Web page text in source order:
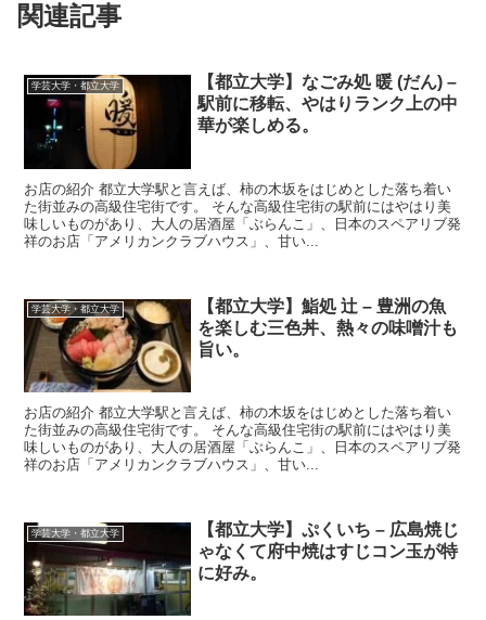
関連記事
学芸大学・都立大学
【都立大学】なごみ処 暖 (だん) –
駅前に移転、やはりランク上の中
華が楽しめる。
お店の紹介 都立大学駅と言えば、柿の木坂をはじめとした落ち着い
た街並みの高級住宅街です。 そんな高級住宅街の駅前にはやはり美
味しいものがあり、大人の居酒屋「ぶらんこ」、日本のスペアリブ発
祥のお店「アメリカンクラブハウス」、甘い...
学芸大学・都立大学
【都立大学】鮨処 辻 – 豊洲の魚
を楽しむ三色丼、熱々の味噌汁も
旨い。
お店の紹介 都立大学駅と言えば、柿の木坂をはじめとした落ち着い
た街並みの高級住宅街です。 そんな高級住宅街の駅前にはやはり美
味しいものがあり、大人の居酒屋「ぶらんこ」、日本のスペアリブ発
祥のお店「アメリカンクラブハウス」、甘い...
学芸大学・都立大学
【都立大学】ぷくいち – 広島焼じ
ゃなくて府中焼はすじコン玉が特
に好み。